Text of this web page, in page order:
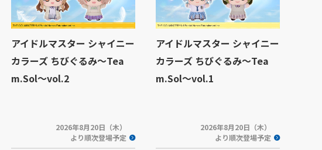
アイドルマスター シャイニー
カラーズ ちびぐるみ～Tea
m.Sol～vol.2
2026年8月20日（木）
より順次登場予定
アイドルマスター シャイニー
カラーズ ちびぐるみ～Tea
m.Sol～vol.1
2026年8月20日（木）
より順次登場予定